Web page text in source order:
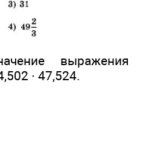
выражения
∙ 47,524.